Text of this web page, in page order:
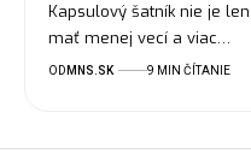
Kapsulový šatník nie je
mať menej vecí a viac…
OD MNS.SK 9 MIN ČÍTANIE